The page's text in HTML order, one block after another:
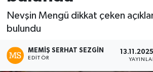
Nevşin Mengü dikkat çeken
bulundu
MEMIŞ SERHAT SEZGIN
EDITÖR
Son Dakika Haberleri